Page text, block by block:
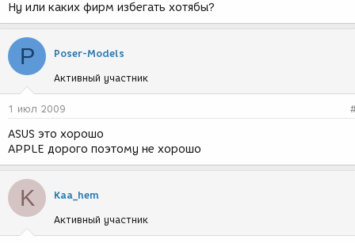
Ну или каких фирм избегать хотябы?
P Poser-Models
Активный участник
1 июл 2009
ASUS это хорошо
APPLE дорого поэтому не хорошо
K Kaa_hem
Активный участник